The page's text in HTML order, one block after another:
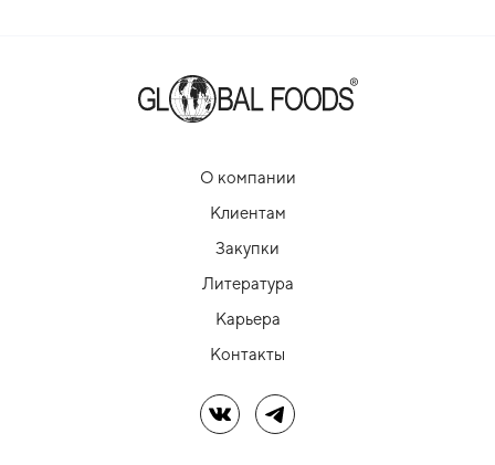
О компании
Клиентам
Закупки
Литература
Карьера
Контакты
Мы в ВКМы в Telegram